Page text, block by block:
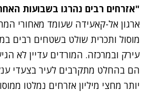
נסה שוב
"אזרחים רבים נהרגו בשבועות
ארגון אל-קאעידה שעומד מאחורי
מוסול ותכרית שולט בשטחים רבים
עירק ובמרכזה. המורדים עדיין לא
הם בהחלט מתקרבים לעיר בצעדי
יותר מחצי מיליון אזרחים נמלטו